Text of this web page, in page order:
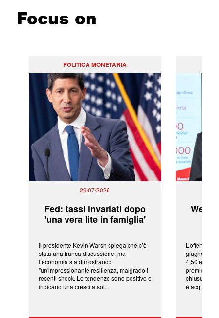
Focus on
POLITICA MONETARIA
29/07/2026
Fed: tassi invariati dopo
'una vera lite in famiglia'
Il presidente Kevin Warsh spiega che c’è
stata una franca discussione, ma
l’economia sta dimostrando
"un'impressionante resilienza, malgrado i
recenti shock. Le tendenze sono positive e
indicano una crescita sol...
L’offerta
giugno da
4,50 euro
premio di
chiusura
è acq...